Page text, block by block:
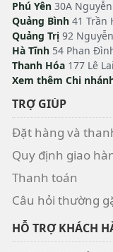
Phú Yên 30A
Quảng Bình 41 Trần
Quảng Trị 92
Hà Tĩnh 54 Phan
Thanh Hóa 177 Lê
Xem thêm Chi
TRỢ GIÚP
Đặt hàng và
Quy định giao
Thanh toán
Câu hỏi thường
HỖ TRỢ KHÁCH